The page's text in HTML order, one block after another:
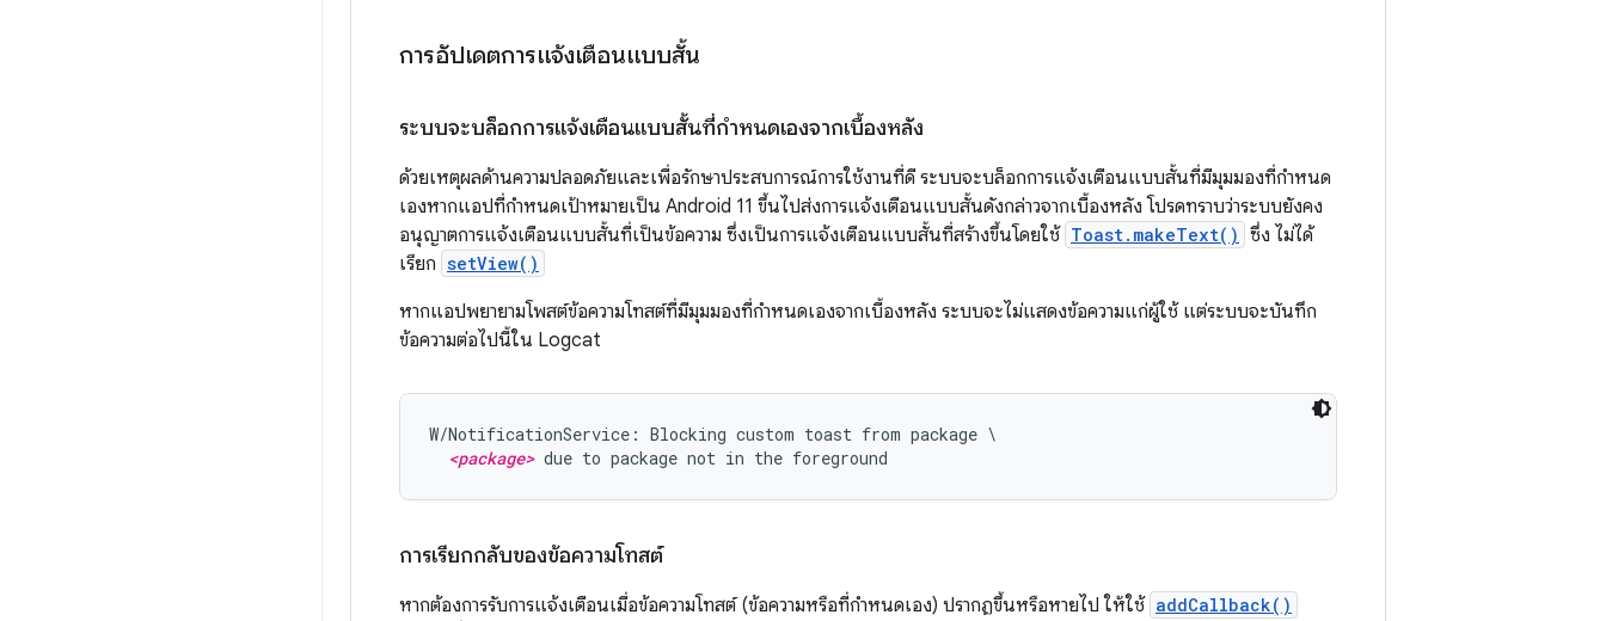
การอัปเดตการแจ้งเตือนแบบสั้น
ระบบจะบล็อกการแจ้งเตือนแบบสั้นที่กำหนดเองจากเบื้องหลัง
ด้วยเหตุผลด้านความปลอดภัยและเพื่อรักษาประสบการณ์การใช้งานที่ดี ระบบจะบล็อกการแจ้งเตือนแบบสั้นที่มีมุมมองที่กำหนด
เองหากแอปที่กำหนดเป้าหมายเป็น Android 11 ขึ้นไปส่งการแจ้งเตือนแบบสั้นดังกล่าวจากเบื้องหลัง โปรดทราบว่าระบบยังคง
อนุญาตการแจ้งเตือนแบบสั้นที่เป็นข้อความ ซึ่งเป็นการแจ้งเตือนแบบสั้นที่สร้างขึ้นโดยใช้ Toast.makeText() ซึ่ง ไม่ได้
เรียก setView()
หากแอปพยายามโพสต์ข้อความโทสต์ที่มีมุมมองที่กำหนดเองจากเบื้องหลัง ระบบจะไม่แสดงข้อความแก่ผู้ใช้ แต่ระบบจะบันทึก
ข้อความต่อไปนี้ใน Logcat
W/NotificationService: Blocking custom toast from package \
<package> due to package not in the foreground
การเรียกกลับของข้อความโทสต์
หากต้องการรับการแจ้งเตือนเมื่อข้อความโทสต์ (ข้อความหรือที่กำหนดเอง) ปรากฏขึ้นหรือหายไป ให้ใช้ addCallback()